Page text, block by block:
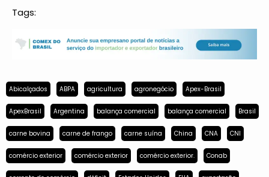
Tags:
Abicalçados ABPA agricultura agronegócio Apex-Brasil
ApexBrasil Argentina balança comercial balança comercial Brasil
carne bovina carne de frango carne suína China CNA CNI
comércio exterior comércio exterior comércio exterior. Conab